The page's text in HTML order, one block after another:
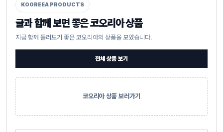
KOOREEA PRODUCTS
글과 함께 보면 좋은 코오리아 상품
지금 함께 둘러보기 좋은 코오리아의 상품을 모았습니다.
전체 상품 보기
코오리아 상품 보러가기